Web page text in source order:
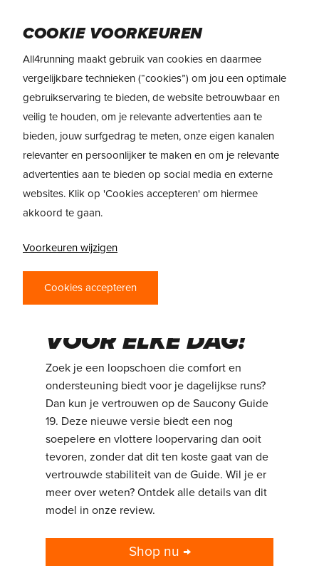
content
REVIEW
SAUCONY GUIDE
19 – COMFORT EN
VOOR ELKE DAG!
Zoek je een loopschoen die comfort en
ondersteuning biedt voor je dagelijkse runs?
Dan kun je vertrouwen op de Saucony Guide
19. Deze nieuwe versie biedt een nog
soepelere en vlottere loopervaring dan ooit
tevoren, zonder dat dit ten koste gaat van de
vertrouwde stabiliteit van de Guide. Wil je er
meer over weten? Ontdek alle details van dit
model in onze review.
Shop nu →
COOKIE VOORKEUREN
All4running maakt gebruik van cookies en daarmee
vergelijkbare technieken (“cookies”) om jou een optimale
gebruikservaring te bieden, de website betrouwbaar en
veilig te houden, om je relevante advertenties aan te
bieden, jouw surfgedrag te meten, onze eigen kanalen
relevanter en persoonlijker te maken en om je relevante
advertenties aan te bieden op social media en externe
websites. Klik op 'Cookies accepteren' om hiermee
akkoord te gaan.
Voorkeuren wijzigen
Cookies accepteren